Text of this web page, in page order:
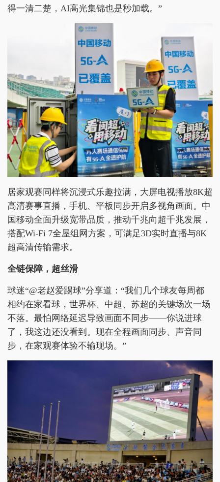
得一清二楚，AI高光集锦也是秒加载。”
居家观赛同样将沉浸式乐趣拉满，大屏电视播放8K超
高清赛事直播，手机、平板同步开启多视角画面。中
国移动全面升级宽带品质，推动千兆向超千兆发展，
搭配Wi-Fi 7全屋组网方案，可满足3D实时直播与8K
超高清传输需求。
全链保障，超丝滑
球迷“@老赵爱踢球”分享道：“我们几个球友每周都
相约在家看球，世界杯、中超、苏超的关键场次一场
不落。最怕网络延迟导致画面不同步——你说进球
了，我这边还没看到。现在全程画面同步、声音同
步，在家观赛体验不输现场。”